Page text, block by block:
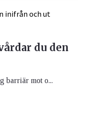
du den
barriär mot o...